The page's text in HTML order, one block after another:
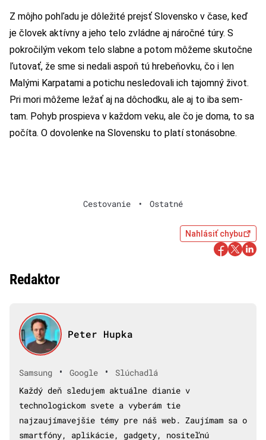
Z môjho pohľadu je dôležité prejsť Slovensko v čase, keď
je človek aktívny a jeho telo zvládne aj náročné túry. S
pokročilým vekom telo slabne a potom môžeme skutočne
ľutovať, že sme si nedali aspoň tú hrebeňovku, čo i len
Malými Karpatami a potichu nesledovali ich tajomný život.
Pri mori môžeme ležať aj na dôchodku, ale aj to iba sem-
tam. Pohyb prospieva v každom veku, ale čo je doma, to sa
počíta. O dovolenke na Slovensku to platí stonásobne.
Cestovanie • Ostatné
Nahlásiť chybu
Redaktor
Peter Hupka
Samsung • Google •
Slúchadlá
Každý deň sledujem aktuálne dianie v
technologickom svete a vyberám tie
najzaujímavejšie témy pre náš web. Zaujímam sa o
smartfóny, aplikácie, gadgety, nositeľnú